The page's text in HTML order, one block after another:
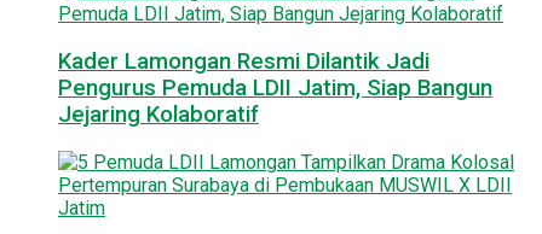
Kader Lamongan Resmi Dilantik Jadi
Pengurus Pemuda LDII Jatim, Siap Bangun
Jejaring Kolaboratif